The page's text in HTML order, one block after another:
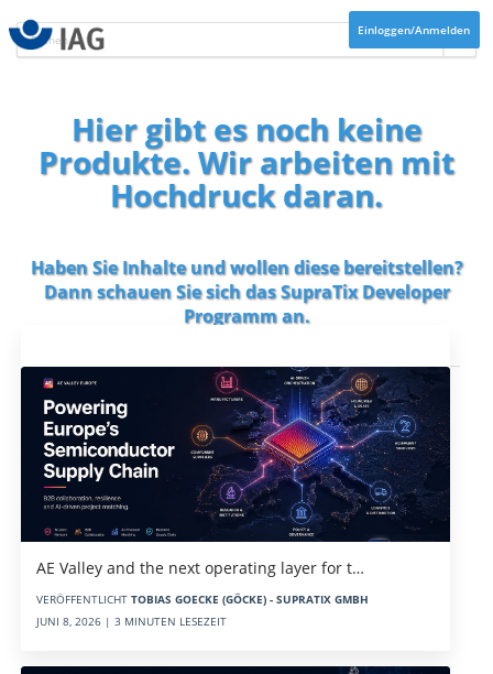
Einloggen/Anmelden
Hier gibt es noch keine
Produkte. Wir arbeiten mit
Hochdruck daran.
Haben Sie Inhalte und wollen diese bereitstellen?
Dann schauen Sie sich dasSupraTix Developer
Programman.
AE Valley and the next operating layer for t…
VERÖFFENTLICHT TOBIAS GOECKE (GÖCKE) - SUPRATIX GMBH
JUNI 8, 2026 | 3 MINUTEN LESEZEIT